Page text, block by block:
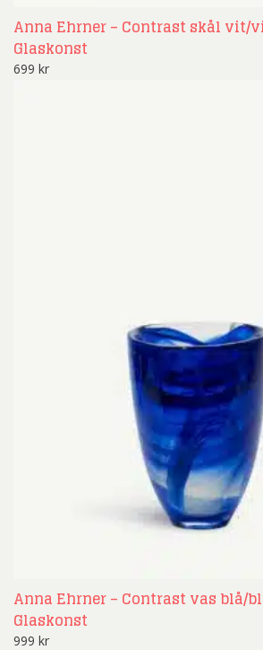
Anna Ehrner – Contrast skål vit/
Glaskonst
699 kr
Anna Ehrner – Contrast vas blå/
Glaskonst
999 kr